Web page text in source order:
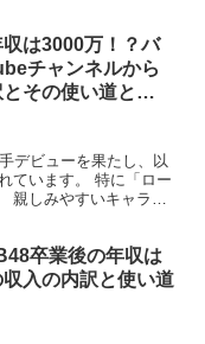
は3000万！？バ
チャンネルから
その使い道と
デビューを果たし、以
ています。 特に「ロー
親しみやすいキャラク
卒業後の年収は
収入の内訳と使い道